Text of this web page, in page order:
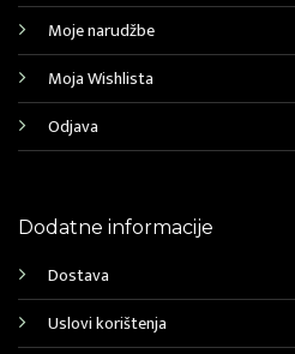
Moje narudžbe
Moja Wishlista
Odjava
Dodatne informacije
Dostava
Uslovi korištenja